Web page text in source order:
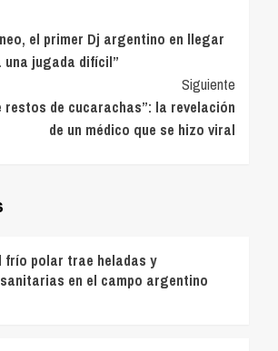
el primer Dj argentino en llegar
una jugada difícil”
Siguiente
restos de cucarachas”: la revelación
de un médico que se hizo viral
frío polar trae heladas y
en el campo argentino